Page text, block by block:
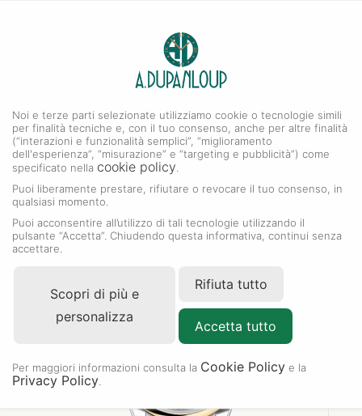
Collezione Datejust
Noi e terze parti selezionate utilizziamo cookie o tecnologie simili
per finalità tecniche e, con il tuo consenso, anche per altre finalità
(“interazioni e funzionalità semplici”, “miglioramento
dell'esperienza”, “misurazione” e “targeting e pubblicità”) come
specificato nella cookie policy
Puoi liberamente prestare, rifiutare o revocare il tuo consenso, in
qualsiasi momento.
Puoi acconsentire all’utilizzo di tali tecnologie utilizzando il
pulsante “Accetta”. Chiudendo questa informativa, continui senza
accettare.
Scopri di più e
personalizza
Rifiuta tutto
Accetta tutto
Per maggiori informazioni consulta la Cookie Policy e la
Privacy Policy